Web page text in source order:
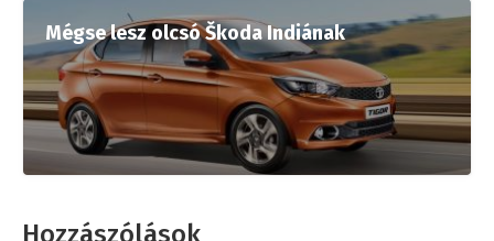
Mégse lesz olcsó Škoda Indiának
Hozzászólások